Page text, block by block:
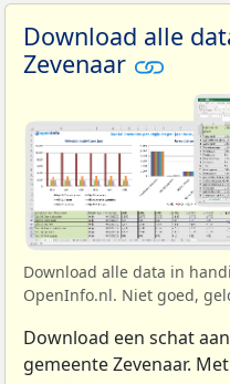
Download alle
Zevenaar
Download alle data in
OpenInfo.nl. Niet goed,
Download een schat
gemeente Zevenaar.